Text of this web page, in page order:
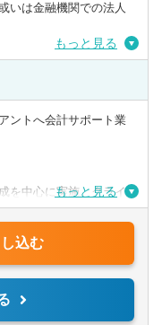
いは金融機関での法人
り組むことができる
します。
もっと見る
ントへ会計サポート業
を中心に実施。クライ
決に向けたサポートを
と財務分析、事業or投
支援 ほか
もっと見る
込む